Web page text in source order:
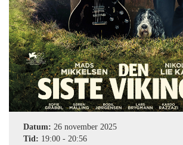
Datum: 26 november 2025
Tid: 19:00 - 20:56